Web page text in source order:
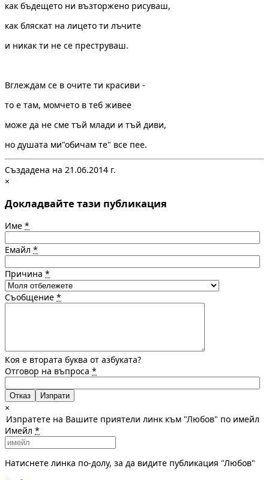
как бъдещето ни възторжено рисуваш,
как бляскат на лицето ти лъчите
и никак ти не се преструваш.
Вглеждам се в очите ти красиви -
то е там, момчето в теб живее
може да не сме тъй млади и тъй диви,
но душата ми"обичам те" все пее.
Създадена на 21.06.2014 г.
×
Докладвайте тази публикация
Име *
Емайл *
Причина *
Съобщение *
Коя е втората буква от азбуката?
Отговор на въпроса *
Отказ
×
Изпратете на Вашите приятели линк към "Любов" по имейл
Имейл *
Натиснете линка по-долу, за да видите публикация "Любов"